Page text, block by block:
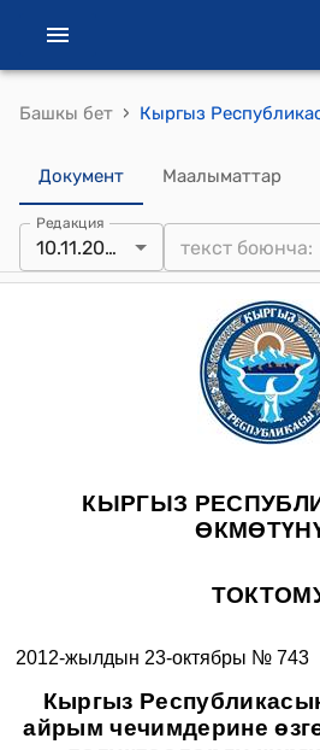
Башкы бет ›
Документ Маалыматтар
Редакция
10.11.2025